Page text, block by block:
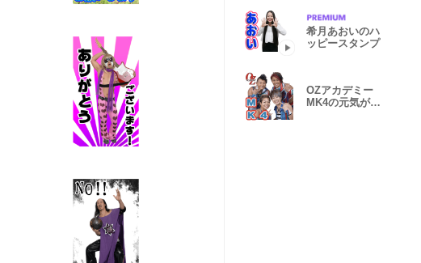
希月あおいのハ
ッピースタンプ
OZアカデミー
MK4の元気が出